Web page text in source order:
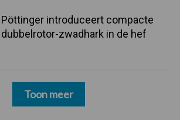
Pöttinger introduceert compacte
dubbelrotor-zwadhark in de hef
Toon meer